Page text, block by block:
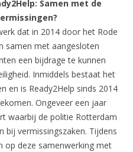
Samen met de
dat in 2014 door het Rode
samen met aangesloten
een bijdrage te kunnen
Inmiddels bestaat het
en is Ready2Help sinds 2014
Ongeveer een jaar
waarbij de politie Rotterdam
bij vermissingszaken. Tijdens
op deze samenwerking met